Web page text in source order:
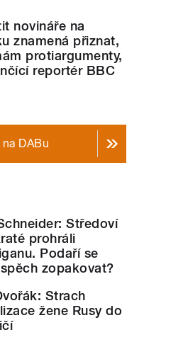
novináře na
znamená přiznat,
protiargumenty,
reportér BBC
DABu
Středoví
prohráli
Podaří se
zopakovat?
Strach
žene Rusy do